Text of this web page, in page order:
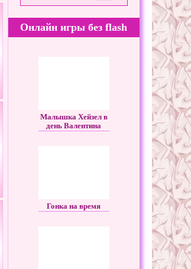
Онлайн игры без flash
Малышка Хейзел в
день Валентина
Гонка на время